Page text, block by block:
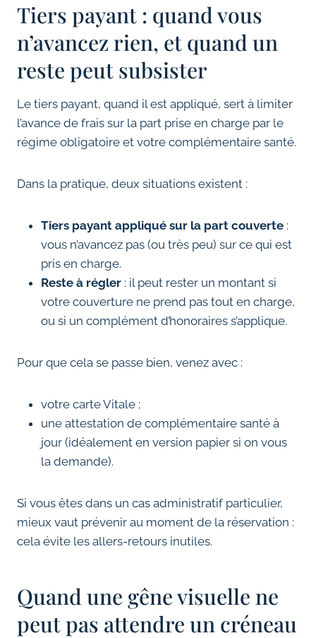
Tiers payant : quand vous
n’avancez rien, et quand un
reste peut subsister
Le tiers payant, quand il est appliqué, sert à limiter
l’avance de frais sur la part prise en charge par le
régime obligatoire et votre complémentaire santé.
Dans la pratique, deux situations existent :
Tiers payant appliqué sur la part couverte :
vous n’avancez pas (ou très peu) sur ce qui est
pris en charge.
Reste à régler : il peut rester un montant si
votre couverture ne prend pas tout en charge,
ou si un complément d’honoraires s’applique.
Pour que cela se passe bien, venez avec :
votre carte Vitale ;
une attestation de complémentaire santé à
jour (idéalement en version papier si on vous
la demande).
Si vous êtes dans un cas administratif particulier,
mieux vaut prévenir au moment de la réservation :
cela évite les allers-retours inutiles.
Quand une gêne visuelle ne
peut pas attendre un créneau